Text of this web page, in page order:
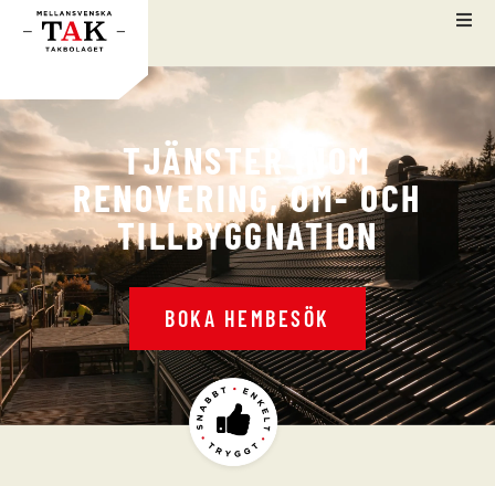
TJÄNSTER INOM
RENOVERING, OM- OCH
TILLBYGGNATION
BOKA HEMBESÖK